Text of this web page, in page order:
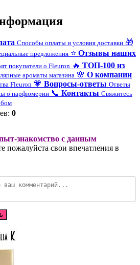
Способы оплаты и условия доставки 🎁
предложения ⭐ Отзывы наших
покупатели о Fleuron 🔥 ТОП-100 из
ароматы магазина 🌸 О компании
Fleuron 💗 Вопросы-ответы Ответы
о парфюмерии 📞 Контакты Свяжитесь
: 0
знакомство с данным
пожалуйста свои впечатления в